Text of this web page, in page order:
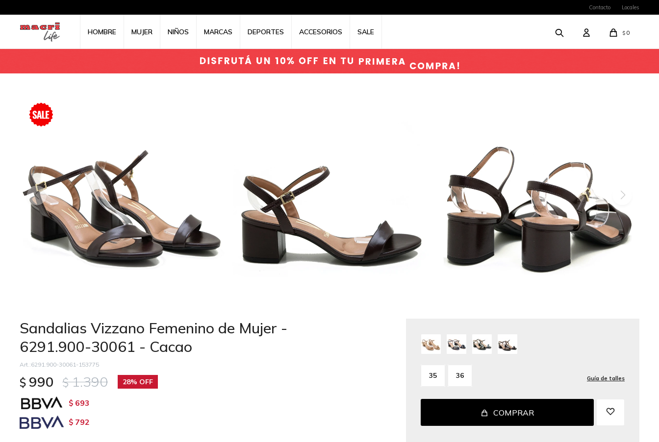
HOMBRE MUJER NIÑOS MARCAS DEPORTES ACCESORIOS SALE $ 0
Contacto Locales
Sandalias Vizzano Femenino de Mujer -
6291.900-30061 - Cacao
6291.900-30061-153775
$ 990 $ 1.390 28
$ 693
$ 792
35 36 Guía de talles
COMPRAR